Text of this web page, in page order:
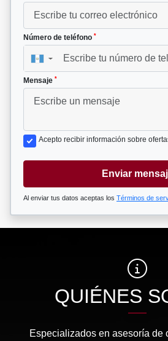
Número de teléfono *
▼
Mensaje *
Acepto recibir información sobre
Enviar
Al enviar tus datos aceptas los Términos de
QUIÉNES
Especializados en asesoría de